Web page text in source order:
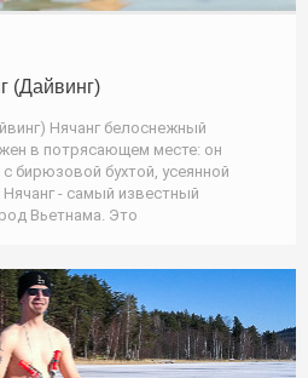
(Дайвинг)
Нячанг белоснежный
в потрясающем месте: он
бирюзовой бухтой, усеянной
- самый известный
Вьетнама. Это